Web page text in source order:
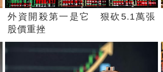
外資開殺第一是它 狠砍5.1萬張
股價重挫